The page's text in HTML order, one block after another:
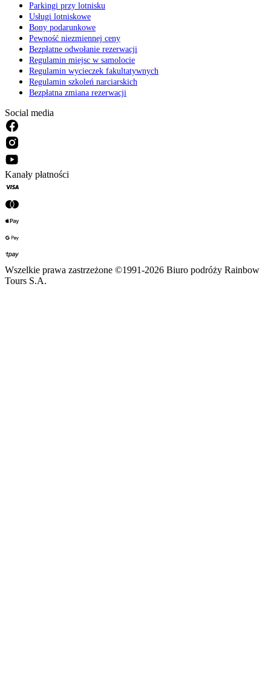
Parkingi przy lotnisku
Usługi lotniskowe
Bony podarunkowe
Pewność niezmiennej ceny
Bezpłatne odwołanie rezerwacji
Regulamin miejsc w samolocie
Regulamin wycieczek fakultatywnych
Regulamin szkoleń narciarskich
Bezpłatna zmiana rezerwacji
Social media
Kanały płatności
Wszelkie prawa zastrzeżone ©1991-2026 Biuro podróży Rainbow
Tours S.A.